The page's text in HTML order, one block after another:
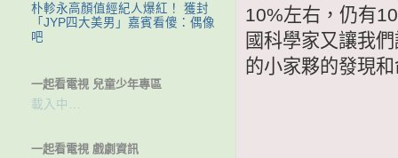
10%左右，仍有
國科學家又讓我
的小家夥的發現
朴軫永高顏值經紀人爆紅！ 獲封
「JYP四大美男」嘉賓看傻：偶像
吧
一起看電視 兒童少年專區
載入中…
一起看電視 戲劇資訊